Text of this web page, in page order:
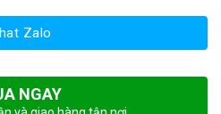
Zalo
NGAY